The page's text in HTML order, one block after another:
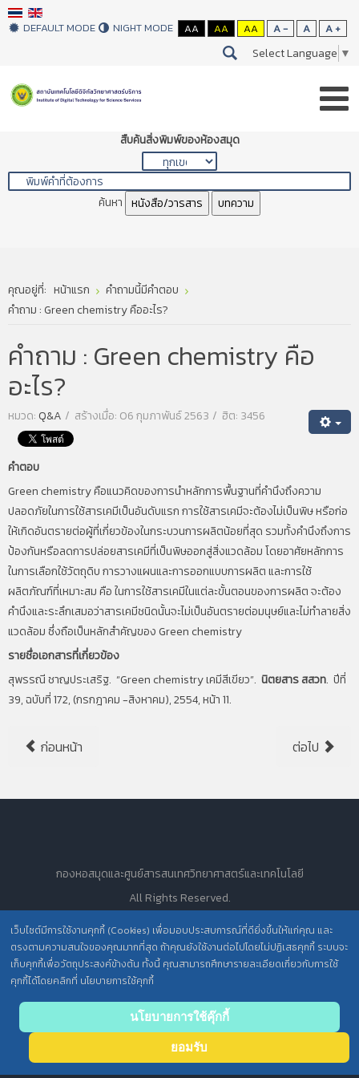
DEFAULT MODE NIGHT MODE AA AA AA A - A A +
Select Language ▼
สืบค้นสิ่งพิมพ์ของห้องสมุด
ค้นหา หนังสือ/วารสาร บทความ
คุณอยู่ที่: หน้าแรก
คำถามนี้มีคำตอบ
คำถาม : Green chemistry คืออะไร?
คำถาม : Green chemistry คือ
อะไร?
หมวด:Q&A สร้างเมื่อ: 06 กุมภาพันธ์ 2563 ฮิต: 3456
คำตอบ
Green chemistry คือแนวคิดของการนำหลักการพื้นฐานที่คำนึงถึงความ
ปลอดภัยในการใช้สารเคมีเป็นอันดับแรก การใช้สารเคมีจะต้องไม่เป็นพิษ หรือก่อ
ให้เกิดอันตรายต่อผู้ที่เกี่ยวข้องในกระบวนการผลิตน้อยที่สุด รวมทั้งคำนึงถึงการ
ป้องกันหรือลดการปล่อยสารเคมีที่เป็นพิษออกสู่สิ่งแวดล้อม โดยอาศัยหลักการ
ในการเลือกใช้วัตถุดิบ การวางแผนและการออกแบบการผลิต และการใช้
ผลิตภัณฑ์ที่เหมาะสม คือ ในการใช้สารเคมีในแต่ละขั้นตอนของการผลิต จะต้อง
คำนึงและระลึกเสมอว่าสารเคมีชนิดนั้นจะไม่เป็นอันตรายต่อมนุษย์และไม่ทำลายสิ่ง
แวดล้อม ซึ่งถือเป็นหลักสำคัญของ Green chemistry
รายชื่อเอกสารที่เกี่ยวข้อง
สุพรรณี ชาญประเสริฐ. “Green chemistry เคมีสีเขียว”. นิตยสาร สสวท. ปีที่
39, ฉบับที่ 172, (กรกฎาคม -สิงหาคม), 2554, หน้า 11.
ก่อนหน้า ต่อไป
เว็บไซต์มีการใช้งานคุกกี้ (Cookies) เพื่อมอบประสบการณ์ที่ดียิ่งขึ้นให้แก่คุณ และ
ตรงตามความสนใจของคุณมากที่สุด ถ้าคุณยังใช้งานต่อไปโดยไม่ปฏิเสธคุกกี้ ระบบจะ
เก็บคุกกี้เพื่อวัตถุประสงค์ข้างต้น ทั้งนี้ คุณสามารถศึกษารายละเอียดเกี่ยวกับการใช้
คุกกี้ได้โดยคลิกที่ นโยบายการใช้คุกกี้
นโยบายการใช้คุ๊กกี้
ยอมรับ
กองหอสมุดและศูนย์สารสนเทศวิทยาศาสตร์และเทคโนโลยี
All Rights Reserved.
นโยบายการคุ้มครองข้อมูลส่วนบุคคล วศ. /
ประกาศความเป็นส่วนตัว (Privacy Notice) สำหรับการบริการสารสนเทศ
to top